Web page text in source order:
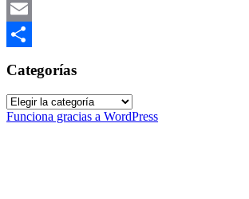
Mastodon
Email
Categorías
Categorías
Funciona gracias a WordPress